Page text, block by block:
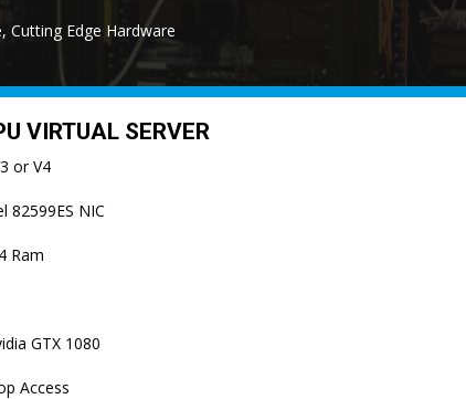
Cutting Edge Hardware
VIRTUAL SERVER
or V4
82599ES NIC
Ram
GTX 1080
Access